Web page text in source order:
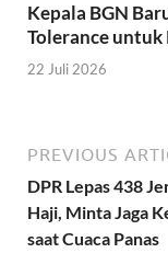
Kepala BGN
Tolerance untuk
22 Juli 2026
PREVIOUS
DPR Lepas 438
Haji, Minta Jaga
saat Cuaca Panas